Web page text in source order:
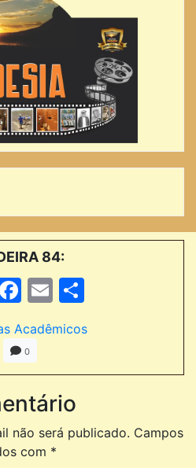
84:
Facebook
Email
Acadêmicos
0
não será publicado. Campos
com *